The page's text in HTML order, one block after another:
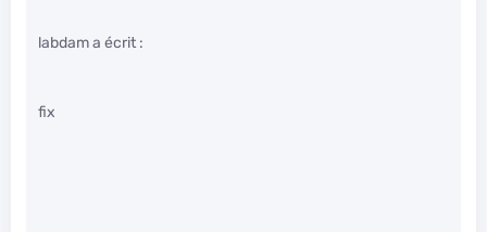
labdam a écrit :
fix